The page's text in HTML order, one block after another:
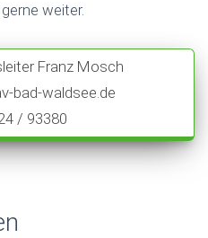
weiter.
Franz Mosch
bad-waldsee.de
/ 93380